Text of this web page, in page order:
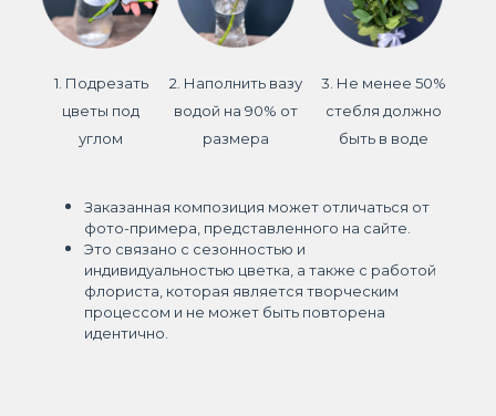
1. Подрезать
цветы под
углом
2. Наполнить вазу
водой на 90% от
размера
3. Не менее 50%
стебля должно
быть в воде
Заказанная композиция может отличаться от
фото-примера, представленного на сайте.
Это связано с сезонностью и
индивидуальностью цветка, а также с работой
флориста, которая является творческим
процессом и не может быть повторена
идентично.